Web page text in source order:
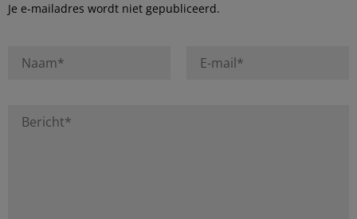
Je e-mailadres wordt niet gepubliceerd.